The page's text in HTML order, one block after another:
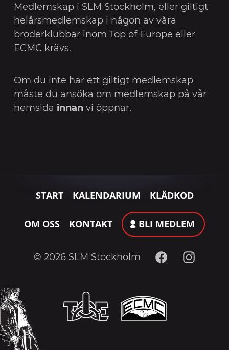
Medlemskap i SLM Stockholm, eller giltigt
helårsmedlemskap i någon av våra
broderklubbar inom Top of Europe eller
ECMC krävs.
Om du inte har ett giltigt medlemskap
måste du ansöka om medlemskap på vår
hemsida innan vi öppnar.
START KALENDARIUM KLÄDKOD
OM OSS KONTAKT BLI MEDLEM
© 2026 SLM Stockholm FacebookInstagram